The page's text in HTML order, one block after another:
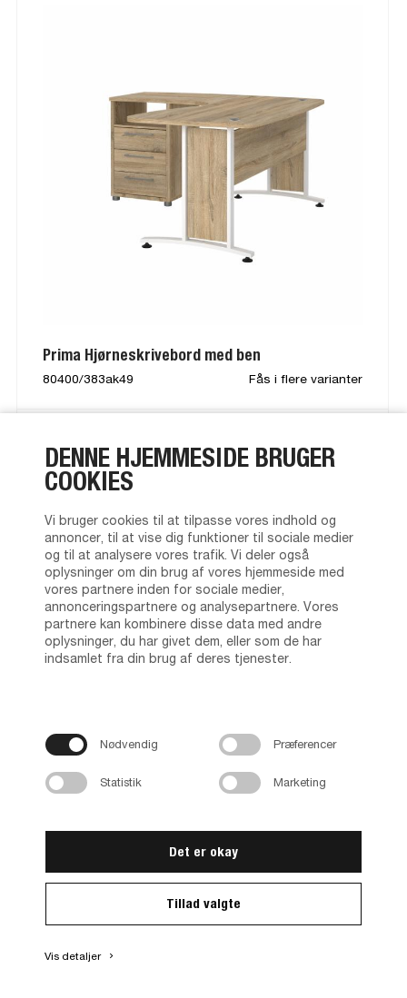
DENNE HJEMMESIDE BRUGER
COOKIES
Vi bruger cookies til at tilpasse vores indhold og
annoncer, til at vise dig funktioner til sociale medier
og til at analysere vores trafik. Vi deler også
oplysninger om din brug af vores hjemmeside med
vores partnere inden for sociale medier,
annonceringspartnere og analysepartnere. Vores
partnere kan kombinere disse data med andre
oplysninger, du har givet dem, eller som de har
indsamlet fra din brug af deres tjenester.
Nødvendig Præferencer
Statistik Marketing
Tillad valgte
Det er okay
Vis detaljer keyboard_arrow_right
Prima Hjørneskrivebord med ben
80400/383ak49 Fås i flere varianter
Prima Komb. 80400/102